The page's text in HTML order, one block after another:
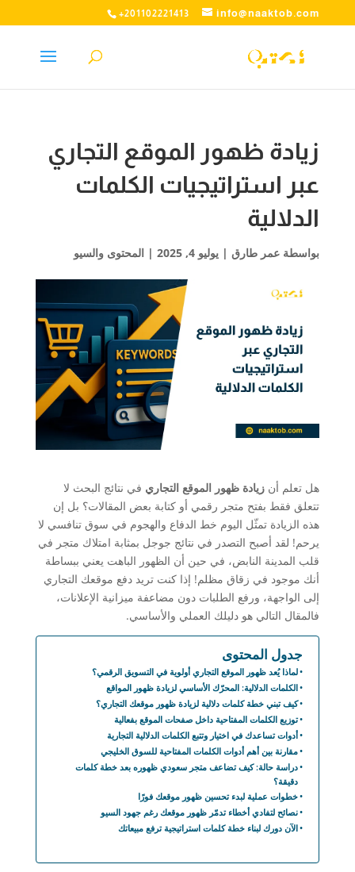
+201102221413 info@naaktob.com
زيادة ظهور الموقع التجاري
عبر استراتيجيات الكلمات
الدلالية
بواسطة عمر طارق| يوليو 4, 2025 | المحتوى والسيو
هل تعلم أن زيادة ظهور الموقع التجاري في نتائج البحث لا
تتعلق فقط بفتح متجر رقمي أو كتابة بعض المقالات؟ بل إن
هذه الزيادة تمثّل اليوم خط الدفاع والهجوم في سوق تنافسي لا
يرحم! لقد أصبح التصدر في نتائج جوجل بمثابة امتلاك متجر في
قلب المدينة النابض، في حين أن الظهور الباهت يعني ببساطة
أنك موجود في زقاق مظلم! إذا كنت تريد دفع موقعك التجاري
إلى الواجهة، ورفع الطلبات دون مضاعفة ميزانية الإعلانات،
فالمقال التالي هو دليلك العملي والأساسي.
جدول المحتوى
لماذا يُعد ظهور الموقع التجاري أولوية في التسويق الرقمي؟
الكلمات الدلالية: المحرّك الأساسي لزيادة ظهور المواقع
كيف تبني خطة كلمات دلالية لزيادة ظهور موقعك التجاري؟
توزيع الكلمات المفتاحية داخل صفحات الموقع بفعالية
أدوات تساعدك في اختيار وتتبع الكلمات الدلالية التجارية
مقارنة بين أهم أدوات الكلمات المفتاحية للسوق الخليجي
دراسة حالة: كيف تضاعف متجر سعودي ظهوره بعد خطة كلمات
دقيقة؟
خطوات عملية لبدء تحسين ظهور موقعك فورًا
نصائح لتفادي أخطاء تدمّر ظهور موقعك رغم جهود السيو
الآن دورك لبناء خطة كلمات استراتيجية ترفع مبيعاتك